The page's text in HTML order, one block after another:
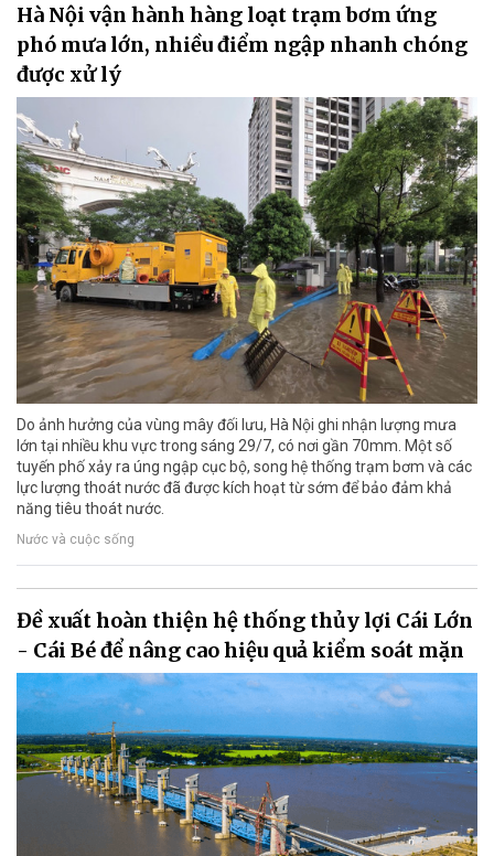
Hà Nội vận hành hàng loạt trạm bơm ứng
phó mưa lớn, nhiều điểm ngập nhanh chóng
được xử lý
Do ảnh hưởng của vùng mây đối lưu, Hà Nội ghi nhận lượng mưa
lớn tại nhiều khu vực trong sáng 29/7, có nơi gần 70mm. Một số
tuyến phố xảy ra úng ngập cục bộ, song hệ thống trạm bơm và các
lực lượng thoát nước đã được kích hoạt từ sớm để bảo đảm khả
năng tiêu thoát nước.
Nước và cuộc sống
Đề xuất hoàn thiện hệ thống thủy lợi Cái Lớn
- Cái Bé để nâng cao hiệu quả kiểm soát mặn